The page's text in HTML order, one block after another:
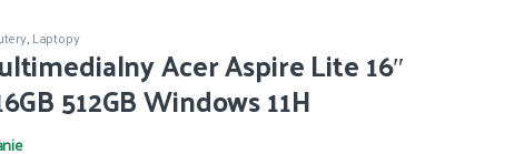
,Laptopy
Acer Aspire Lite 16″
512GB Windows 11H